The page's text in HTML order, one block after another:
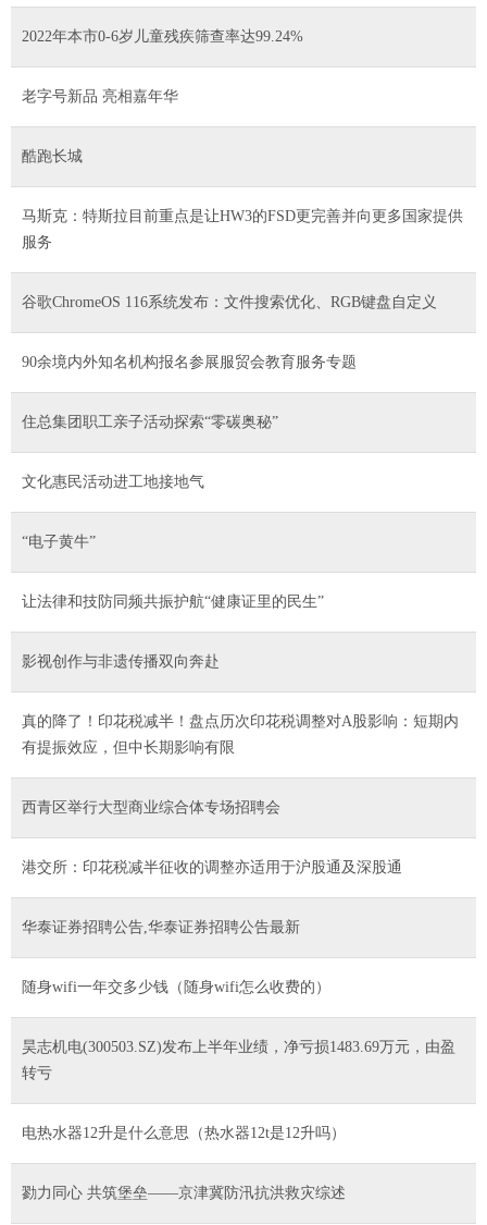
2022年本市0-6岁儿童残疾筛查率达99.24%
老字号新品 亮相嘉年华
酷跑长城
马斯克：特斯拉目前重点是让HW3的FSD更完善并向更多国家提供
服务
谷歌ChromeOS 116系统发布：文件搜索优化、RGB键盘自定义
90余境内外知名机构报名参展服贸会教育服务专题
住总集团职工亲子活动探索“零碳奥秘”
文化惠民活动进工地接地气
“电子黄牛”
让法律和技防同频共振护航“健康证里的民生”
影视创作与非遗传播双向奔赴
真的降了！印花税减半！盘点历次印花税调整对A股影响：短期内
有提振效应，但中长期影响有限
西青区举行大型商业综合体专场招聘会
港交所：印花税减半征收的调整亦适用于沪股通及深股通
华泰证券招聘公告,华泰证券招聘公告最新
随身wifi一年交多少钱（随身wifi怎么收费的）
昊志机电(300503.SZ)发布上半年业绩，净亏损1483.69万元，由盈
转亏
电热水器12升是什么意思（热水器12t是12升吗）
勠力同心 共筑堡垒——京津冀防汛抗洪救灾综述